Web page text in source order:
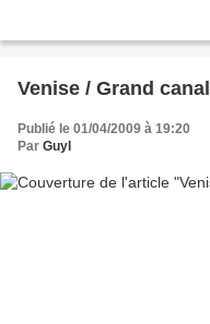
Venise / Grand canal
Publié le 01/04/2009 à 19:20
Par Guyl